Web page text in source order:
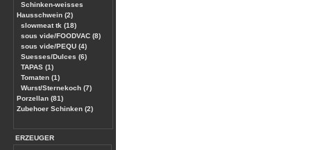
Schinken-weisses
Hausschwein (2)
slowmeat tk (18)
sous vide/FOODVAC (8)
sous vide/PEQU (4)
Suesses/Dulces (6)
TAPAS (1)
Tomaten (1)
Wurst/Sternekoch (7)
Porzellan (81)
Zubehoer Schinken (2)
ERZEUGER